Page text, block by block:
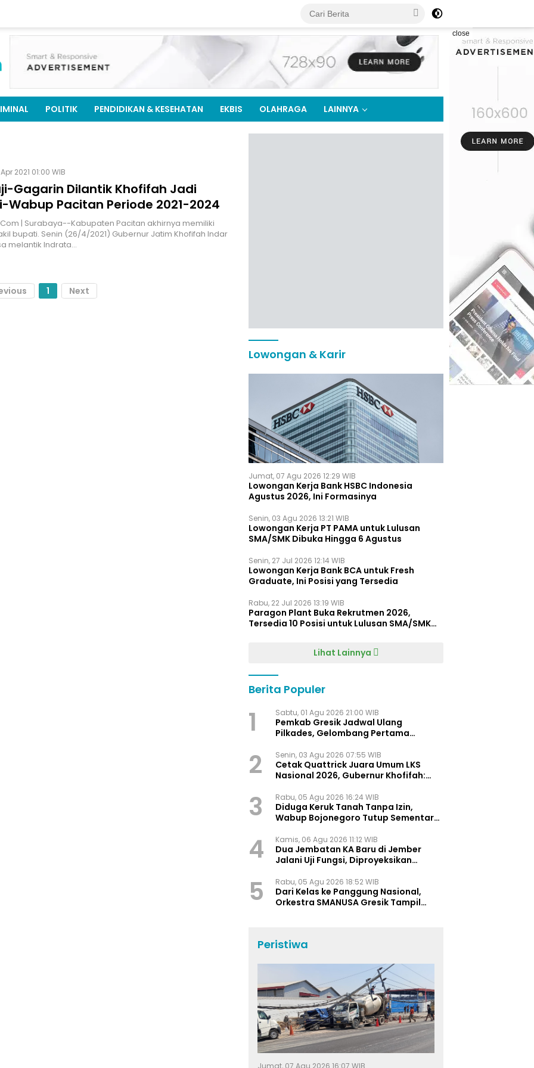
close
POLITIK PENDIDIKAN & KESEHATAN EKBIS OLAHRAGA LAINNYA
2021 01:00 WIB
Gagarin Dilantik Khofifah Jadi
Wabup Pacitan Periode 2021-2024
| Surabaya--Kabupaten Pacitan akhirnya memiliki
bupati. Senin (26/4/2021) Gubernur Jatim Khofifah Indar
melantik Indrata…
1 Next
Lowongan & Karir
Jumat, 07 Agu 2026 12:29 WIB
Lowongan Kerja Bank HSBC Indonesia
Agustus 2026, Ini Formasinya
Senin, 03 Agu 2026 13:21 WIB
Lowongan Kerja PT PAMA untuk Lulusan
SMA/SMK Dibuka Hingga 6 Agustus
Senin, 27 Jul 2026 12:14 WIB
Lowongan Kerja Bank BCA untuk Fresh
Graduate, Ini Posisi yang Tersedia
Rabu, 22 Jul 2026 13:19 WIB
Paragon Plant Buka Rekrutmen 2026,
Tersedia 10 Posisi untuk Lulusan SMA/SMK
Lihat Lainnya
Berita Populer
1 Sabtu, 01 Agu 2026 21:00 WIB
Pemkab Gresik Jadwal Ulang
Pilkades, Gelombang Pertama
2 Senin, 03 Agu 2026 07:55 WIB
Cetak Quattrick Juara Umum LKS
Nasional 2026, Gubernur Khofifah:
Indonesia
3 Rabu, 05 Agu 2026 16:24 WIB
Diduga Keruk Tanah Tanpa Izin,
Wabup Bojonegoro Tutup Sementara
4 Kamis, 06 Agu 2026 11:12 WIB
Dua Jembatan KA Baru di Jember
Jalani Uji Fungsi, Diproyeksikan
5 Rabu, 05 Agu 2026 18:52 WIB
Dari Kelas ke Panggung Nasional,
Orkestra SMANUSA Gresik Tampil
Peristiwa
Jumat, 07 Agu 2026 16:07 WIB